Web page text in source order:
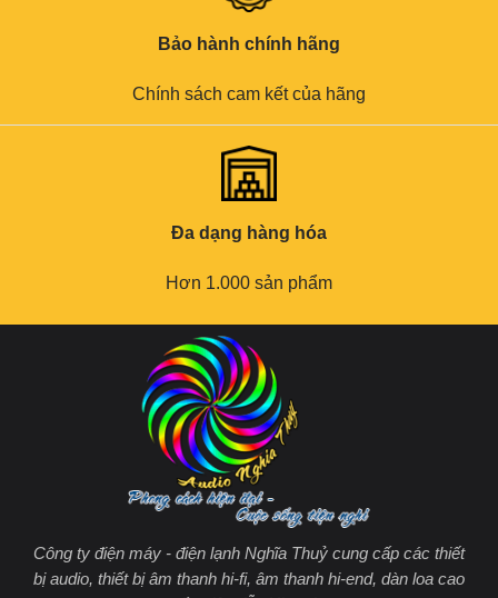
Bảo hành chính hãng
Chính sách cam kết của hãng
Đa dạng hàng hóa
Hơn 1.000 sản phẩm
Công ty điện máy - điện lạnh Nghĩa Thuỷ cung cấp các thiết
bị audio, thiết bị âm thanh hi-fi, âm thanh hi-end, dàn loa cao